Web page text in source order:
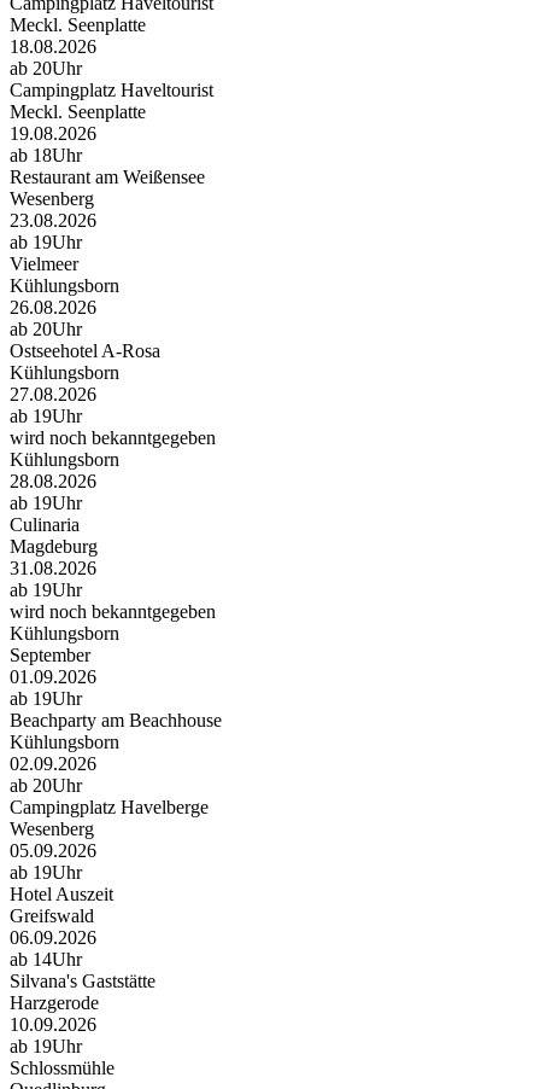
Meckl. Seenplatte
18.08.2026
ab 20Uhr
Campingplatz Haveltourist
Meckl. Seenplatte
19.08.2026
ab 18Uhr
Restaurant am Weißensee
Wesenberg
23.08.2026
ab 19Uhr
Vielmeer
Kühlungsborn
26.08.2026
ab 20Uhr
Ostseehotel A-Rosa
Kühlungsborn
27.08.2026
ab 19Uhr
wird noch bekanntgegeben
Kühlungsborn
28.08.2026
ab 19Uhr
Culinaria
Magdeburg
31.08.2026
ab 19Uhr
wird noch bekanntgegeben
Kühlungsborn
September
01.09.2026
ab 19Uhr
Beachparty am Beachhouse
Kühlungsborn
02.09.2026
ab 20Uhr
Campingplatz Havelberge
Wesenberg
05.09.2026
ab 19Uhr
Hotel Auszeit
Greifswald
06.09.2026
ab 14Uhr
Silvana's Gaststätte
Harzgerode
10.09.2026
ab 19Uhr
Schlossmühle